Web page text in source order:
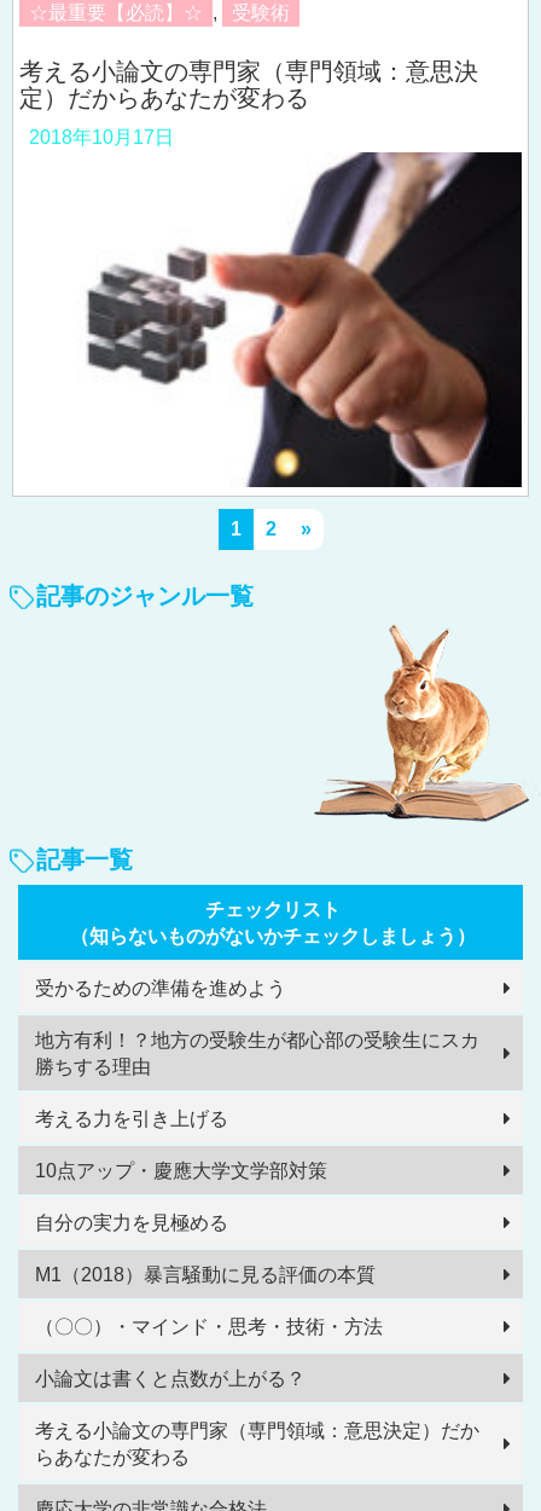
☆最重要【必読】☆ , 受験術
考える小論文の専門家（専門領域：意思決
定）だからあなたが変わる
2018年10月17日
1 2 »
記事のジャンル一覧
記事一覧
チェックリスト
（知らないものがないかチェックしましょう）
受かるための準備を進めよう
地方有利！？地方の受験生が都心部の受験生にスカ
勝ちする理由
考える力を引き上げる
10点アップ・慶應大学文学部対策
自分の実力を見極める
M1（2018）暴言騒動に見る評価の本質
（〇〇）・マインド・思考・技術・方法
小論文は書くと点数が上がる？
考える小論文の専門家（専門領域：意思決定）だか
らあなたが変わる